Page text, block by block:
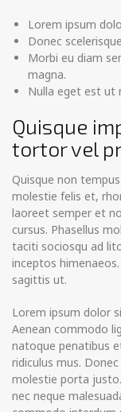
Lorem ipsum
Donec
Morbi eu diam
magna.
Nulla eget est ut
Quisque
tortor vel
Quisque non
molestie felis et,
laoreet semper et
cursus. Phasellus
taciti sociosqu ad
inceptos
sagittis ut.
Lorem ipsum dolor
Aenean commodo
natoque penatibus
ridiculus mus.
molestie porta
nec neque